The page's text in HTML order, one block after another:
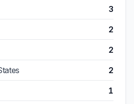
3
2
2
2
1